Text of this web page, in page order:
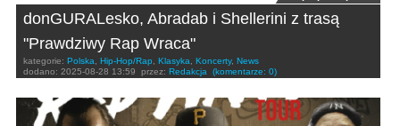
donGURALesko, Abradab i Shellerini z trasą
"Prawdziwy Rap Wraca"
kategorie: Polska Hip-Hop/Rap Klasyka Koncerty, News
dodano: 2025-08-28 13:59 przez: Redakcja (komentarze: 0)